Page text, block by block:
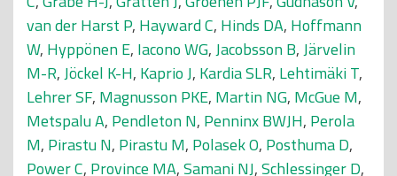
van der Harst P, Hayward C, Hinds DA, Hoffmann
W, Hyppönen E, Iacono WG,Jacobsson B,Järvelin
M-R,Jöckel K-H, Kaprio J, Kardia SLR, Lehtimäki T,
Lehrer SF, Magnusson PKE, Martin NG, McGue M,
Metspalu A, Pendleton N, Penninx BWJH, Perola
M, Pirastu N, Pirastu M, Polasek O, Posthuma D,
Power C, Province MA,Samani NJ,Schlessinger D,